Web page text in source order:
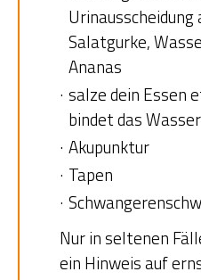
Urinausscheidung
Salatgurke,
Ananas
salze dein Essen
bindet das Wasser
Akupunktur
Tapen
Nur in seltenen
ein Hinweis auf